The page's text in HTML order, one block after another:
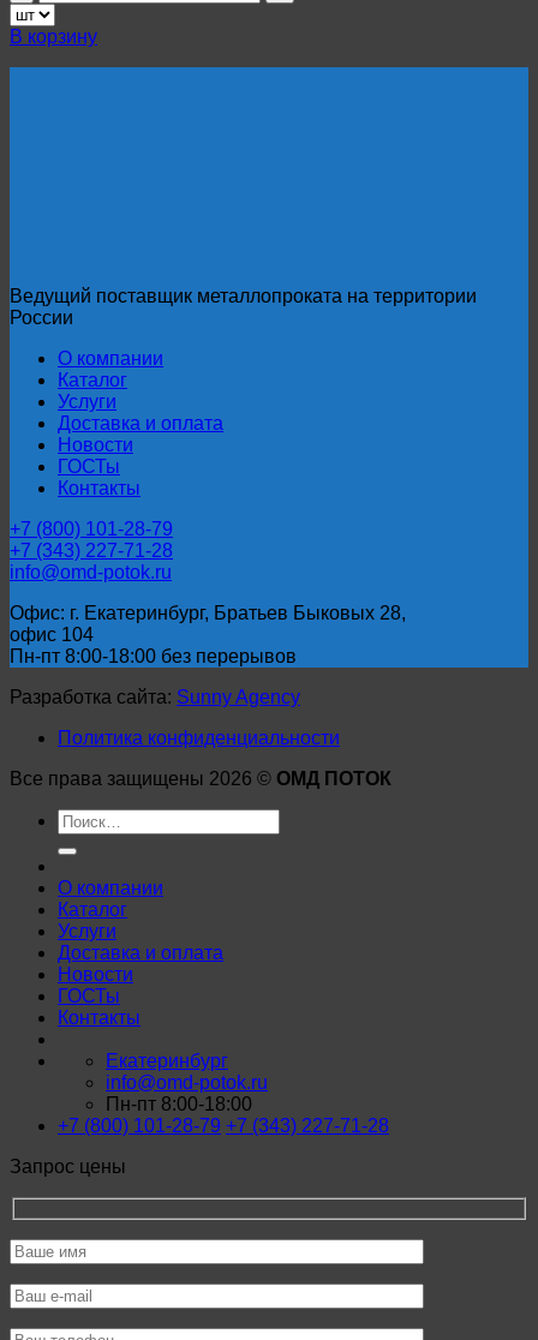
товара
Продольно-
гнутый
профнастил
В корзину
Ведущий поставщик металлопроката на территории
России
О компании
Каталог
Услуги
Доставка и оплата
Новости
ГОСТы
Контакты
+7 (800) 101-28-79
+7 (343) 227-71-28
info@omd-potok.ru
Офис: г. Екатеринбург, Братьев Быковых 28,
офис 104
Пн-пт 8:00-18:00 без перерывов
Разработка сайта: Sunny Agency
Политика конфиденциальности
Все права защищены 2026 © ОМД ПОТОК
Искать:
О компании
Каталог
Услуги
Доставка и оплата
Новости
ГОСТы
Контакты
Екатеринбург
info@omd-potok.ru
Пн-пт 8:00-18:00
+7 (800) 101-28-79 +7 (343) 227-71-28
Запрос цены